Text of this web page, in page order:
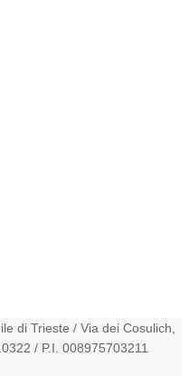
di Trieste / Via dei Cosulich,
/ P.I. 008975703211